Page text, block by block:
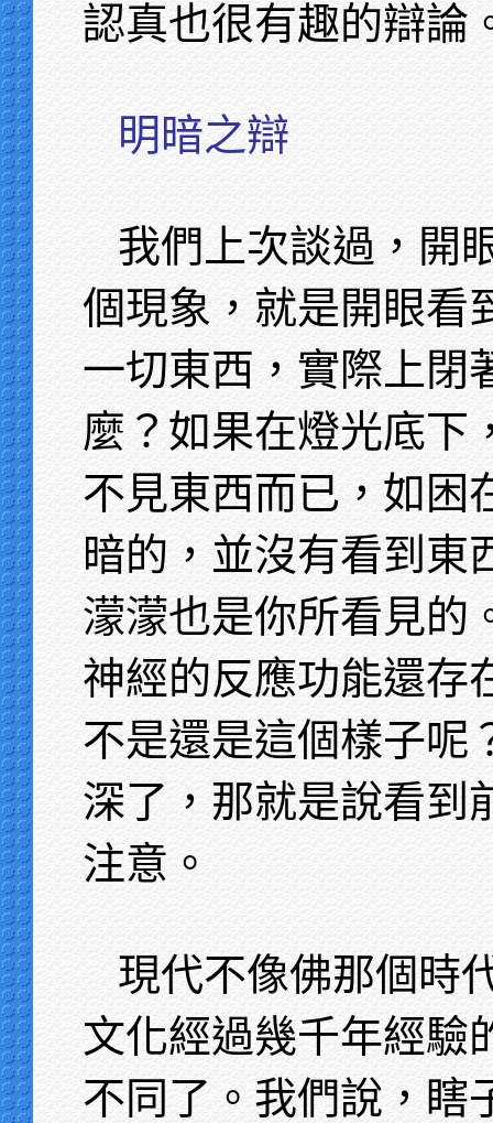
認真也很有趣的辯論
明暗之辯
我們上次談過，開
個現象，就是開眼看
一切東西，實際上閉
麼？如果在燈光底下
不見東西而已，如困
暗的，並沒有看到東
濛濛也是你所看見的
神經的反應功能還存
不是還是這個樣子呢
深了，那就是說看到
注意。
現代不像佛那個時
文化經過幾千年經驗
不同了。我們說，瞎